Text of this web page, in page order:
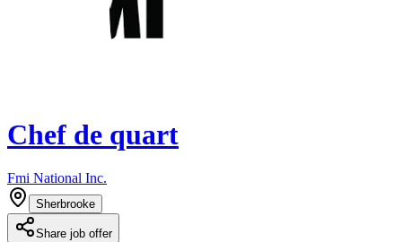
Chef de quart
Fmi National Inc.
Sherbrooke
Share job offer